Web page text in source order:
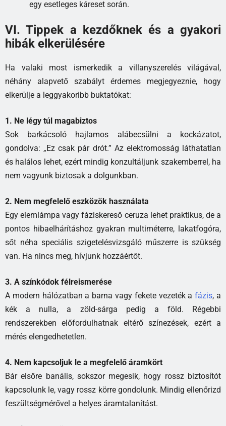
egy esetleges káreset során.
VI. Tippek a kezdőknek és a gyakori
hibák elkerülésére
Ha valaki most ismerkedik a villanyszerelés világával,
néhány alapvető szabályt érdemes megjegyeznie, hogy
elkerülje a leggyakoribb buktatókat:
1. Ne légy túl magabiztos
Sok barkácsoló hajlamos alábecsülni a kockázatot,
gondolva: „Ez csak pár drót.” Az elektromosság láthatatlan
és halálos lehet, ezért mindig konzultáljunk szakemberrel, ha
nem vagyunk biztosak a dolgunkban.
2. Nem megfelelő eszközök használata
Egy elemlámpa vagy fáziskereső ceruza lehet praktikus, de a
pontos hibaelhárításhoz gyakran multiméterre, lakatfogóra,
sőt néha speciális szigetelésvizsgáló műszerre is szükség
van. Ha nincs meg, hívjunk hozzáértőt.
3. A színkódok félreismerése
A modern hálózatban a barna vagy fekete vezeték afázis, a
kék a nulla, a zöld-sárga pedig a föld. Régebbi
rendszerekben előfordulhatnak eltérő színezések, ezért a
mérés elengedhetetlen.
4. Nem kapcsoljuk le a megfelelő áramkört
Bár elsőre banális, sokszor megesik, hogy rossz biztosítót
kapcsolunk le, vagy rossz körre gondolunk. Mindig ellenőrizd
feszültségmérővel a helyes áramtalanítást.